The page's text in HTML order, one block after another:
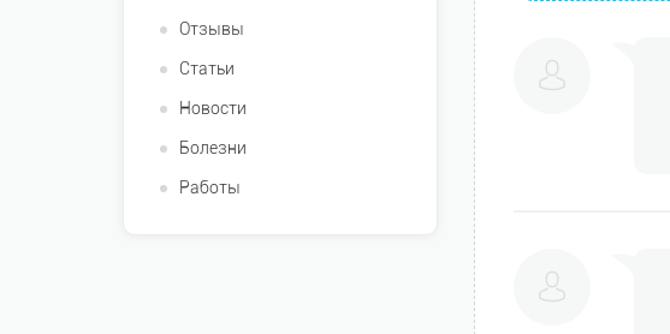
Отзывы
Статьи
Новости
Болезни
Работы